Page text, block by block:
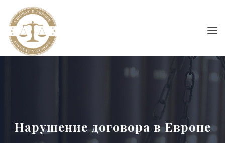
Нарушение договора в Европе